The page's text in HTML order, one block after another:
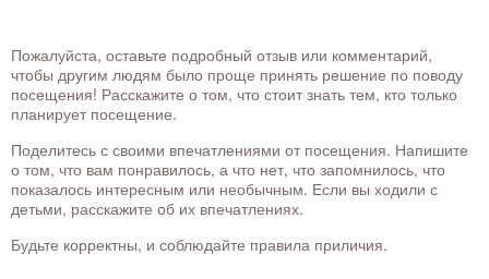
Пожалуйста, оставьте подробный отзыв или комментарий,
чтобы другим людям было проще принять решение по поводу
посещения! Расскажите о том, что стоит знать тем, кто только
планирует посещение.
Поделитесь с своими впечатлениями от посещения. Напишите
о том, что вам понравилось, а что нет, что запомнилось, что
показалось интересным или необычным. Если вы ходили с
детьми, расскажите об их впечатлениях.
Будьте корректны, и соблюдайте правила приличия.